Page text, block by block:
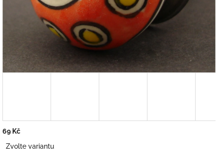
69 Kč
cena:
Zvolte variantu